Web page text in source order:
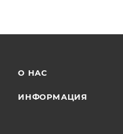
О НАС
ИНФОРМАЦИЯ